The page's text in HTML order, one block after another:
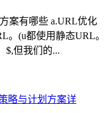
案有哪些 a.URL优化
。(u都使用静态URL。
$,但我们的...